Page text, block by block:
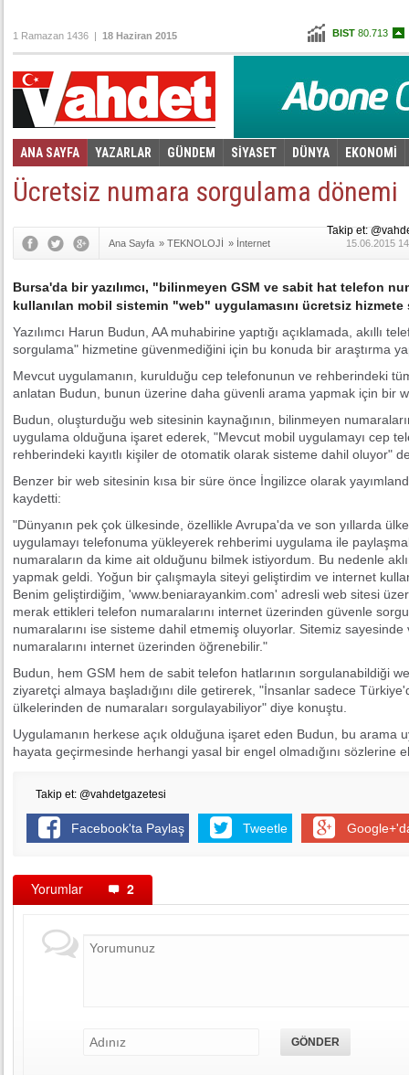
BIST 80.713
Altın103,564
Euro 3,0750
1 Ramazan 1436 | 18 Haziran 2015
ANA SAYFA YAZARLAR GÜNDEM SİYASET DÜNYA EKONOMİ
Foto Galeri |
Ücretsiz numara sorgulama dönemi
Ana Sayfa » TEKNOLOJİ » İnternet 15.06.2015
Bursa'da bir yazılımcı, "bilinmeyen GSM ve sabit hat telefon
kullanılan mobil sistemin "web" uygulamasını ücretsiz hizmete
Yazılımcı Harun Budun, AA muhabirine yaptığı açıklamada, akıllı
sorgulama" hizmetine güvenmediğini için bu konuda bir araştırma
Mevcut uygulamanın, kurulduğu cep telefonunun ve rehberindeki
anlatan Budun, bunun üzerine daha güvenli arama yapmak için bir
Budun, oluşturduğu web sitesinin kaynağının, bilinmeyen
uygulama olduğuna işaret ederek, "Mevcut mobil uygulamayı cep
rehberindeki kayıtlı kişiler de otomatik olarak sisteme dahil oluyor"
Benzer bir web sitesinin kısa bir süre önce İngilizce olarak
kaydetti:
"Dünyanın pek çok ülkesinde, özellikle Avrupa'da ve son yıllarda
uygulamayı telefonuma yükleyerek rehberimi uygulama ile
numaraların da kime ait olduğunu bilmek istiyordum. Bu nedenle
yapmak geldi. Yoğun bir çalışmayla siteyi geliştirdim ve internet
Benim geliştirdiğim, 'www.beniarayankim.com' adresli web sitesi
merak ettikleri telefon numaralarını internet üzerinden güvenle
numaralarını ise sisteme dahil etmemiş oluyorlar. Sitemiz
numaralarını internet üzerinden öğrenebilir."
Budun, hem GSM hem de sabit telefon hatlarının sorgulanabildiği
ziyaretçi almaya başladığını dile getirerek, "İnsanlar sadece
ülkelerinden de numaraları sorgulayabiliyor" diye konuştu.
Uygulamanın herkese açık olduğuna işaret eden Budun, bu arama
hayata geçirmesinde herhangi yasal bir engel olmadığını sözlerine
Takip et: @vahdetgazetesi
Facebook'ta Paylaş Tweetle
Yorumlar 2
Takip et: